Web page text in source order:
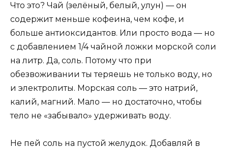
Что это? Чай (зелёный, белый, улун) — он
содержит меньше кофеина, чем кофе, и
больше антиоксидантов. Или просто вода — но
с добавлением 1/4 чайной ложки морской соли
на литр. Да, соль. Потому что при
обезвоживании ты теряешь не только воду, но
и электролиты. Морская соль — это натрий,
калий, магний. Мало — но достаточно, чтобы
тело не «забывало» удерживать воду.
Не пей соль на пустой желудок. Добавляй в